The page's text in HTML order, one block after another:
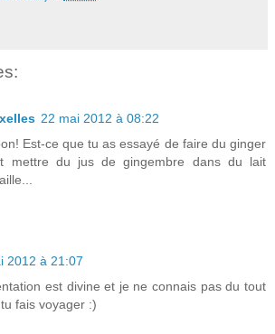
22 mai 2012 à 08:22
Est-ce que tu as essayé de faire du ginger
mettre du jus de gingembre dans du lait
2012 à 21:07
est divine et je ne connais pas du tout
fais voyager :)